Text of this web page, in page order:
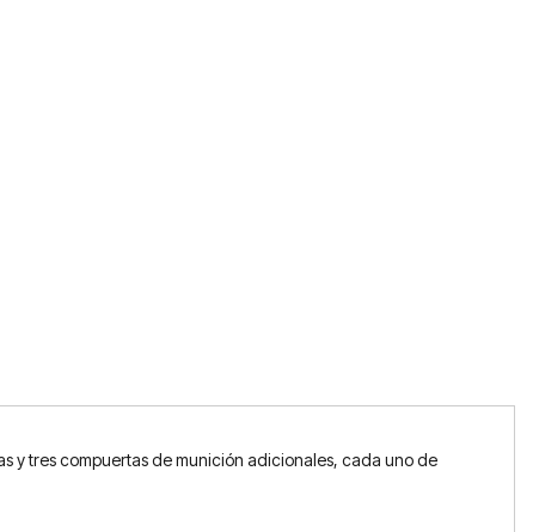
y tres compuertas de munición adicionales, cada uno de